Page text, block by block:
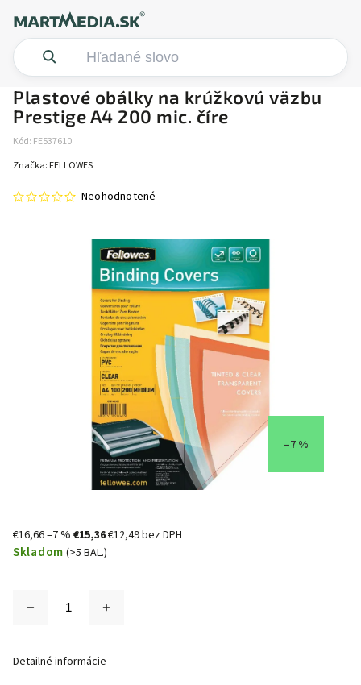
Plastové obálky na krúžkovú väzbu
Prestige A4 200 mic. číre
Kód: FE537610
Neohodnotené
Značka: FELLOWES
–7 %
€16,66–7 % €15,36€12,49 bez DPH
Skladom (>5 BAL.)
Detailné informácie